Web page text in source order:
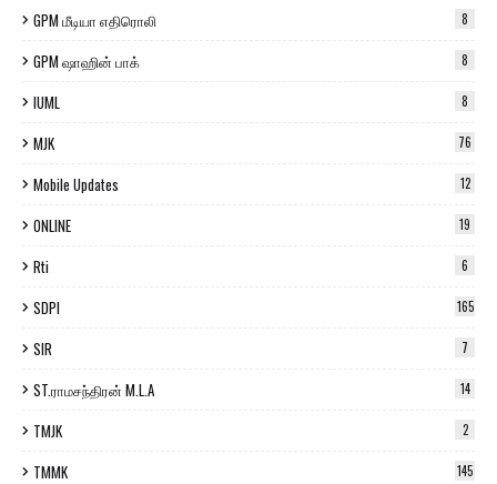
GPM மீடியா எதிரொலி 8
GPM ஷாஹின் பாக் 8
IUML 8
MJK 76
Mobile Updates 12
ONLINE 19
Rti 6
SDPI 165
SIR 7
ST.ராமசந்திரன் M.L.A 14
TMJK 2
TMMK 145